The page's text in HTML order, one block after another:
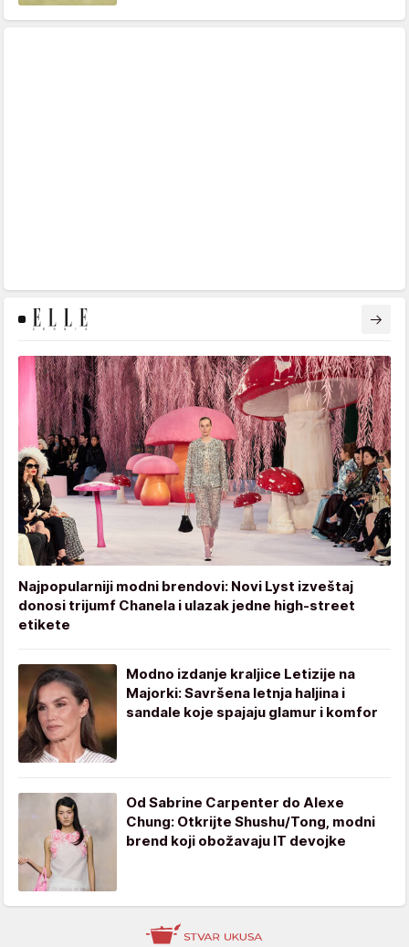
Najpopularniji modni brendovi: Novi Lyst izveštaj
donosi trijumf Chanela i ulazak jedne high-street
etikete
Modno izdanje kraljice Letizije na
Majorki: Savršena letnja haljina i
sandale koje spajaju glamur i komfor
Od Sabrine Carpenter do Alexe
Chung: Otkrijte Shushu/Tong, modni
brend koji obožavaju IT devojke